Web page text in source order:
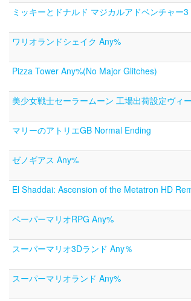
ミッキーとドナルド マジカルアドベンチャー
ワリオランドシェイク Any%
Pizza Tower Any%(No Major Glitches)
美少女戦士セーラームーン 工場出荷設定ヴィ
マリーのアトリエGB Normal Ending
ゼノギアス Any%
El Shaddai: Ascension of the Metatron HD
ペーパーマリオRPG Any%
スーパーマリオ3Dランド Any％
スーパーマリオランド Any%